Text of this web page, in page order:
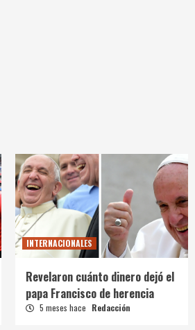
INTERNACIONALES
Revelaron cuánto dinero dejó el
papa Francisco de herencia
5 meses hace Redacción